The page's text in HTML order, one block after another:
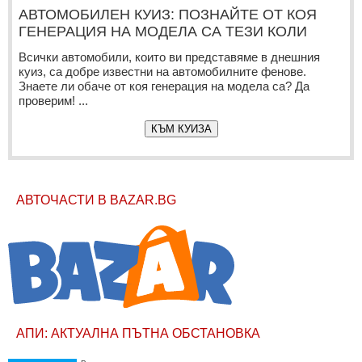
АВТОМОБИЛЕН КУИЗ: ПОЗНАЙТЕ ОТ КОЯ
ГЕНЕРАЦИЯ НА МОДЕЛА СА ТЕЗИ КОЛИ
Всички автомобили, които ви представяме в днешния
куиз, са добре известни на автомобилните фенове.
Знаете ли обаче от коя генерация на модела са? Да
проверим! ...
КЪМ КУИЗА
АВТОЧАСТИ В BAZAR.BG
АПИ: АКТУАЛНА ПЪТНА ОБСТАНОВКА